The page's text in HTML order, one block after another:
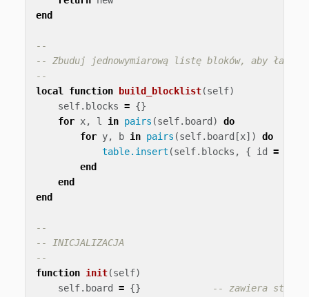
end
--
-- Zbuduj jednowymiarową listę bloków, aby
--
local
function build_blocklist(self)
self. blocks = {}
for x, l in pairs (self. board )
do
for y, b in pairs (self. board [x])
do
table.insert (self. blocks , { id =
end
end
end
--
-- INICJALIZACJA
--
function init(self)
self. board = {}
-- zawiera